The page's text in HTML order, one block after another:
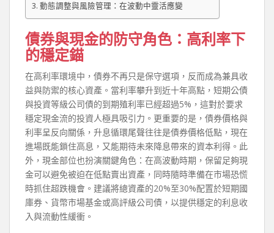
動態調整與風險管理：在波動中靈活應變
債券與現金的防守角色：高利率下
的穩定錨
在高利率環境中，債券不再只是保守選項，反而成為兼具收
益與防禦的核心資產。當利率攀升到近十年高點，短期公債
與投資等級公司債的到期殖利率已經超過5%，這對於要求
穩定現金流的投資人極具吸引力。更重要的是，債券價格與
利率呈反向關係，升息循環尾聲往往是債券價格低點，現在
進場既能鎖住高息，又能期待未來降息帶來的資本利得。此
外，現金部位也扮演關鍵角色：在高波動時期，保留足夠現
金可以避免被迫在低點賣出資產，同時隨時準備在市場恐慌
時抓住超跌機會。建議將總資產的20%至30%配置於短期國
庫券、貨幣市場基金或高評級公司債，以提供穩定的利息收
入與流動性緩衝。